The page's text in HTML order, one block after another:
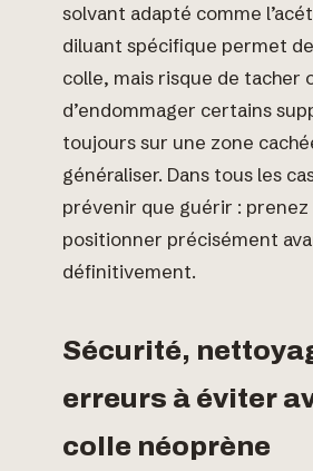
solvant adapté comme
diluant spécifique permet
colle, mais risque de tacher
d’endommager certains
toujours sur une zone
généraliser. Dans tous les
prévenir que guérir : prenez
positionner précisément
définitivement.
Sécurité,
erreurs à éviter
colle néoprène